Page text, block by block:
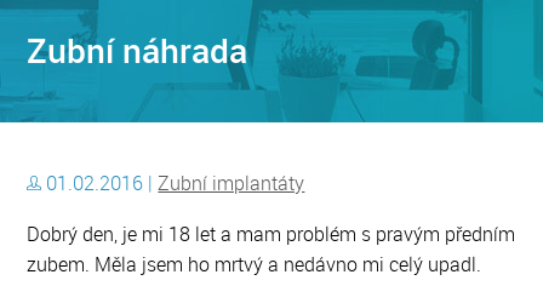
Zubní náhrada
01.02.2016 |Zubní implantáty
Dobrý den, je mi 18 let a mam problém s pravým předním
zubem. Měla jsem ho mrtvý a nedávno mi celý upadl.